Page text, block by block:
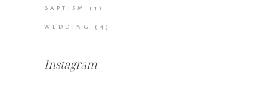
BAPTISM (1)
WEDDING (4)
Instagram